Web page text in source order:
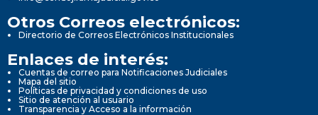
Otros Correos electrónicos:
Directorio de Correos Electrónicos Institucionales
Enlaces de interés:
Cuentas de correo para Notificaciones Judiciales
Mapa del sitio
Políticas de privacidad y condiciones de uso
Sitio de atención al usuario
Transparencia y Acceso a la información